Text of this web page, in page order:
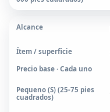
Precio base · Cada uno